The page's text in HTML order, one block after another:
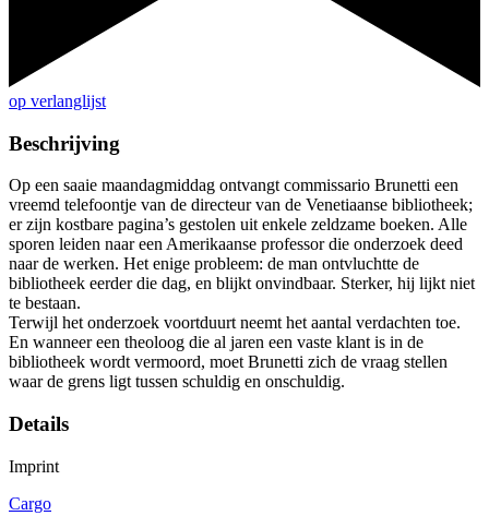
op verlanglijst
Beschrijving
Op een saaie maandagmiddag ontvangt commissario Brunetti een
vreemd telefoontje van de directeur van de Venetiaanse bibliotheek;
er zijn kostbare pagina’s gestolen uit enkele zeldzame boeken. Alle
sporen leiden naar een Amerikaanse professor die onderzoek deed
naar de werken. Het enige probleem: de man ontvluchtte de
bibliotheek eerder die dag, en blijkt onvindbaar. Sterker, hij lijkt niet
te bestaan.
Terwijl het onderzoek voortduurt neemt het aantal verdachten toe.
En wanneer een theoloog die al jaren een vaste klant is in de
bibliotheek wordt vermoord, moet Brunetti zich de vraag stellen
waar de grens ligt tussen schuldig en onschuldig.
Details
Imprint
Cargo